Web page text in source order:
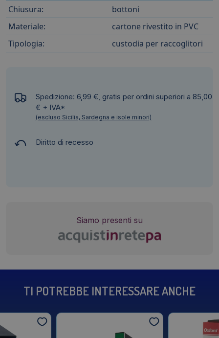
Chiusura:
bottoni
Materiale:
cartone rivestito in PVC
Tipologia:
custodia per raccoglitori
Spedizione: 6,99 €, gratis per ordini superiori a 85,00
€ + IVA*
(escluso Sicilia, Sardegna e isole minori)
Diritto di recesso
Siamo presenti su
TI POTREBBE INTERESSARE ANCHE